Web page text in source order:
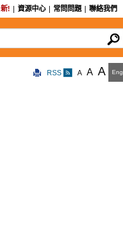
新! 資源中心 常問問題 聯絡我們
RSS A A A Eng